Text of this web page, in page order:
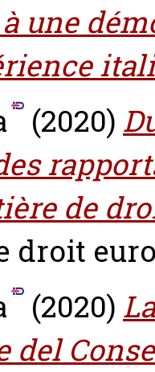
une
(2020)
de
(2020)
del